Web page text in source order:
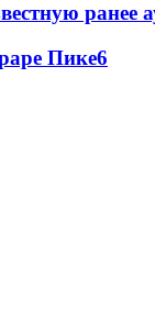
ранее
Пике6